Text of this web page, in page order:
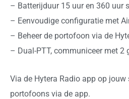
– Batterijduur 15 uur en 360 uur
– Eenvoudige configuratie met
– Beheer de portofoon via de
– Dual-PTT, communiceer met 2
Via de Hytera Radio app op
portofoons via de app.